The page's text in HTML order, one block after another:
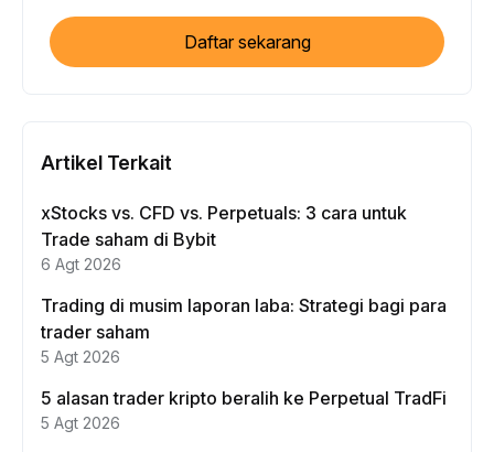
Daftar sekarang
Artikel Terkait
xStocks vs. CFD vs. Perpetuals: 3 cara untuk
Trade saham di Bybit
6 Agt 2026
Trading di musim laporan laba: Strategi bagi para
trader saham
5 Agt 2026
5 alasan trader kripto beralih ke Perpetual TradFi
5 Agt 2026